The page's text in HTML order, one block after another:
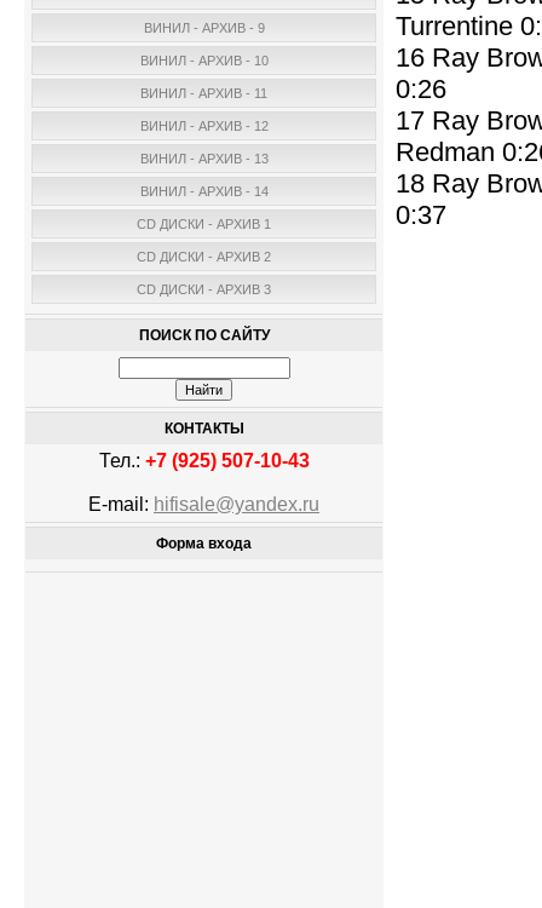
ВИНИЛ - АРХИВ - 9
ВИНИЛ - АРХИВ - 10
ВИНИЛ - АРХИВ - 11
ВИНИЛ - АРХИВ - 12
ВИНИЛ - АРХИВ - 13
ВИНИЛ - АРХИВ - 14
CD ДИСКИ - АРХИВ 1
CD ДИСКИ - АРХИВ 2
CD ДИСКИ - АРХИВ 3
ПОИСК ПО САЙТУ
КОНТАКТЫ
Тел.: +7 (925) 507-10-43
E-mail: hifisale@yandex.ru
Форма входа
Turrentine
16 Ray
0:26
17 Ray
Redman
18 Ray
0:37